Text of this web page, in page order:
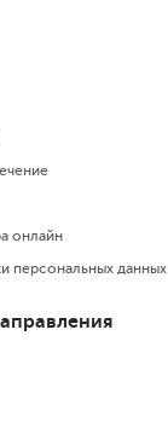
онлайн
персональных данных